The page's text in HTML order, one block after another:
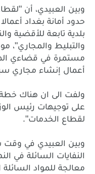
وبين العبيدي، أن "
حدود أمانة بغداد أعمالا
بلدية تابعة للأقضية
والتبليط والمجاري"،
مستمرة في قضاءي
أعمال إنشاء مجاري
ولفت الى ان هناك
على توجيهات رئيس
لقطاع الخدمات".
وبين العبيدي في وقت
النفايات السائلة في
معالجة للمواد السائلة